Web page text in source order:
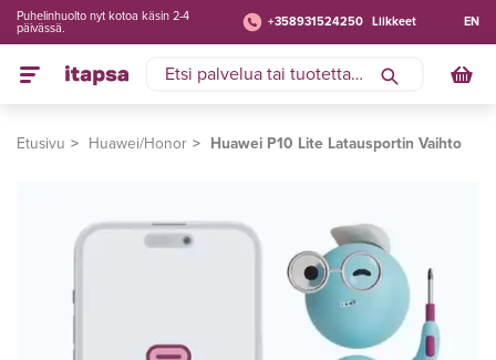
+358931524250 Liikkeet
Puhelinhuolto nyt kotoa käsin 2-4
päivässä.
EN
Etusivu Huawei/Honor Huawei P10 Lite Latausportin Vaihto